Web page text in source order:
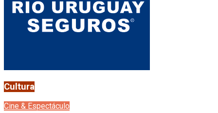
Cultura
Cine & Espectáculo